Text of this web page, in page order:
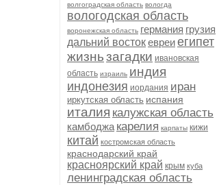
волгоградская область вологда
вологодская область
воронежская область германия грузия
дальний востокевреиегипет
жизньзагадки ивановская
область израиль индия
индонезия иордания иран
иркутская область испания
италия калужская область
камбоджа карелия карпаты кижи
китай костромская область
краснодарский край
красноярский край крым куба
ленинградская область